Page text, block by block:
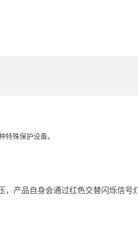
特殊保护设备。
，产品自身会通过红色交替闪烁信号